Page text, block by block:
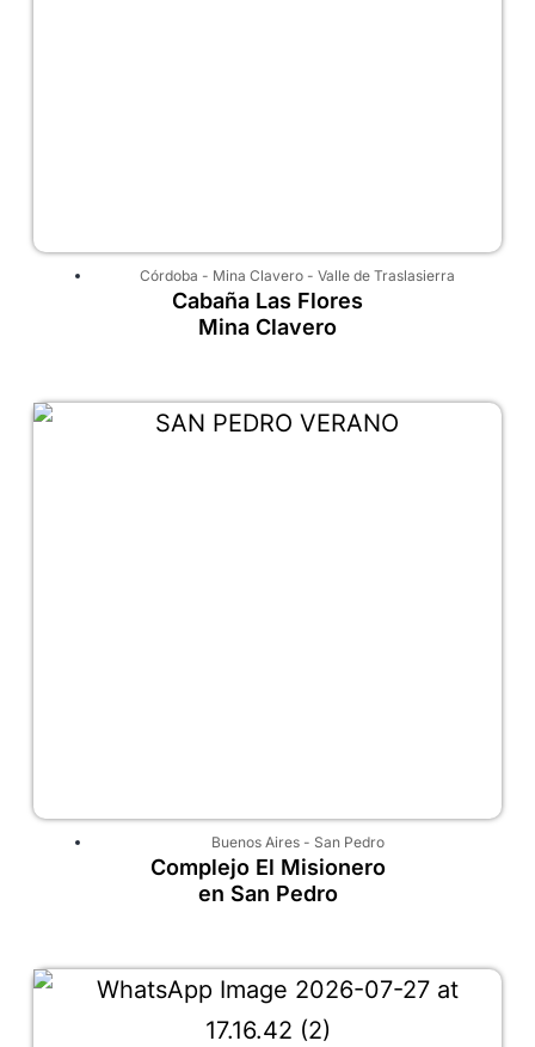
Córdoba - Mina Clavero - Valle de Traslasierra
Cabaña Las Flores
Mina Clavero
Buenos Aires- San Pedro
Complejo El Misionero
en San Pedro